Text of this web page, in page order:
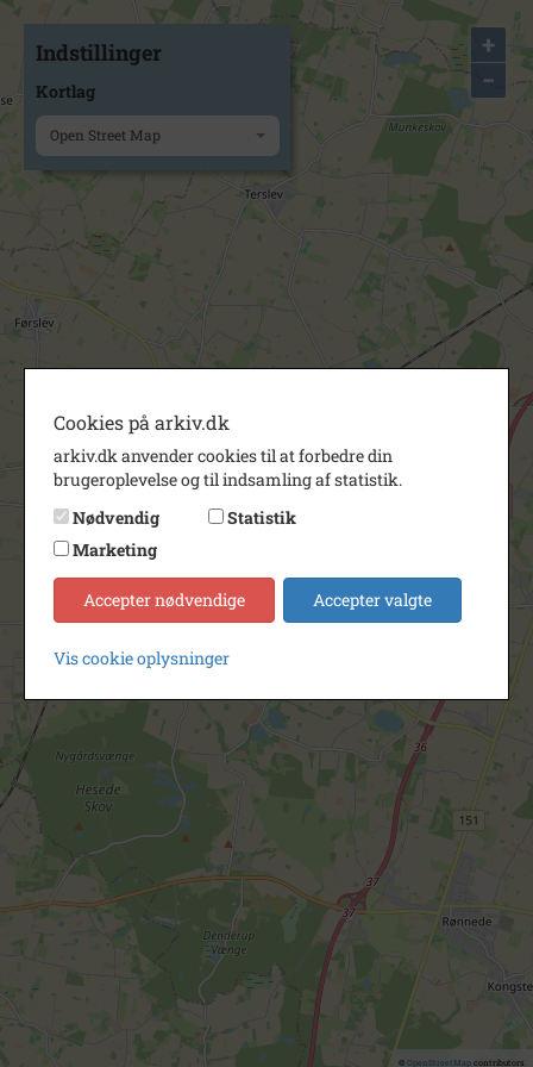
+
−
© OpenStreetMapcontributors.
Indstillinger
Kortlag
Open Street Map
Cookies på arkiv.dk
arkiv.dk anvender cookies til at forbedre din
brugeroplevelse og til indsamling af statistik.
Nødvendig
Statistik
Marketing
Accepter nødvendige Accepter valgte
Vis cookie oplysninger